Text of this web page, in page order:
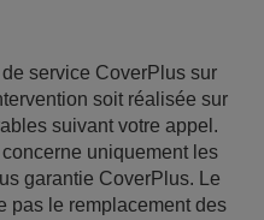
service CoverPlus sur
soit réalisée sur
suivant votre appel.
uniquement les
garantie CoverPlus. Le
pas le remplacement des